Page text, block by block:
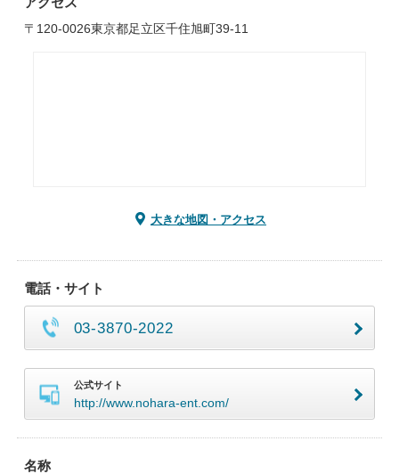
〒120-0026東京都足立区千住旭町39-11
大きな地図・アクセス
電話・サイト
03-3870-2022
公式サイト
http://www.nohara-ent.com/
名称